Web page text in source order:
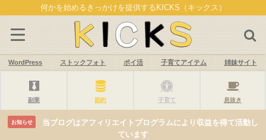
何かを始めるきっかけを提供するKICKS（キックス）
WordPress ストックフォト ポイ活 子育てアイテム 姉妹サイト
副業 節約 子育て 息抜き
お知らせ
当ブログはアフィリエイトプログラムにより収益を得て活動し
ています